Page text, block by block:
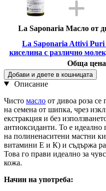
La Saponaria Масло от
La Saponaria Attivi
киселина с различно
Обща
Добави и двете в кошницата
Описание
Чисто масло от дивоа роза се
на семена от шипка, чрез
екстракция и без
антиоксиданти. То е идеално
на полиненаситени мастни
витамини Е и К) и съдържа
Това го прави идеално за
кожа.
Начин на употреба: